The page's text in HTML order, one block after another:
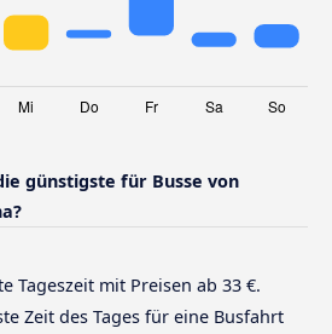
günstigste für Busse von
Tageszeit mit Preisen ab 33 €.
Zeit des Tages für eine Busfahrt